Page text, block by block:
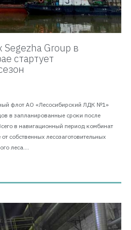
Group в
стартует
флот АО «Лесосибирский ЛДК №1»
в запланированные сроки после
в навигационный период комбинат
собственных лесозаготовительных
леса....